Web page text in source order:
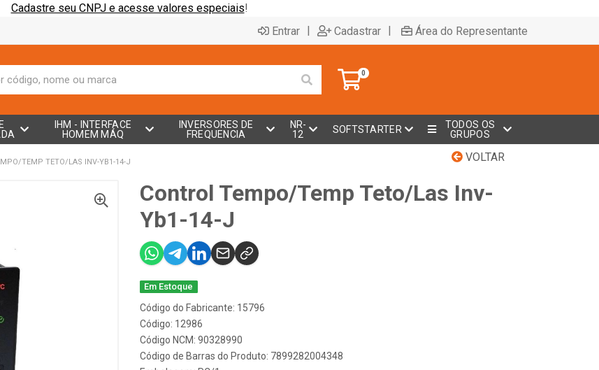
Cadastre seu CNPJ e acesse valores especiais!
Entrar | Cadastrar | Área do Representante
0
IHM - INTERFACE
HOMEM MÁQ
INVERSORES DE
FREQUENCIA
NR-
12
SOFTSTARTER
TODOS OS
GRUPOS
VOLTAR
TEMP TETO/LAS INV-YB1-14-J
Control Tempo/Temp Teto/Las Inv-
Yb1-14-J
Em Estoque
Código do Fabricante: 15796
Código: 12986
Código NCM: 90328990
Código de Barras do Produto: 7899282004348